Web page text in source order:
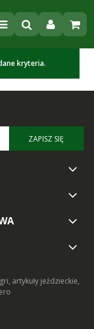
kryteria.
ZAPISZ SIĘ
artykuły jeździeckie,